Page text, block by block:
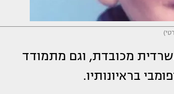
מכובדת, וגם מתמודד
בראיונותיו.